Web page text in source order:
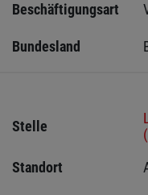
Beschäftigungsart
Bundesland
Stelle
Standort